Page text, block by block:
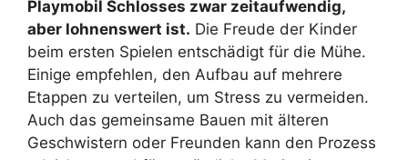
Playmobil Schlosses zwar zeitaufwendig,
aber lohnenswert ist. Die Freude der Kinder
beim ersten Spielen entschädigt für die Mühe.
Einige empfehlen, den Aufbau auf mehrere
Etappen zu verteilen, um Stress zu vermeiden.
Auch das gemeinsame Bauen mit älteren
Geschwistern oder Freunden kann den Prozess